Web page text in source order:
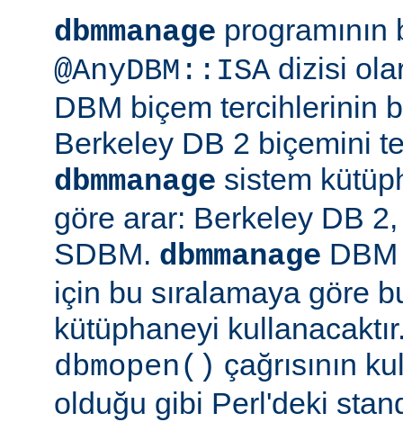
dbmmanage programının
@AnyDBM::ISA dizisi
DBM biçem tercihlerinin
Berkeley DB 2 biçemini
dbmmanage sistem
göre arar: Berkeley DB
SDBM. dbmmanage
için bu sıralamaya göre
kütüphaneyi
dbmopen() çağrısının
olduğu gibi Perl'deki